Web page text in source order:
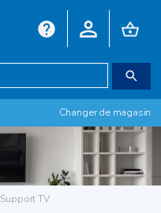
Changer de magasin
Support TV